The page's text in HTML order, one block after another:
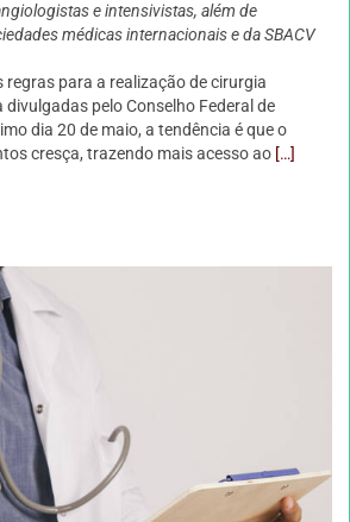
e intensivistas, além de
médicas internacionais e da SBACV
regras para a realização de cirurgia
pelo Conselho Federal de
dia 20 de maio, a tendência é que o
cresça, trazendo mais acesso ao[…]